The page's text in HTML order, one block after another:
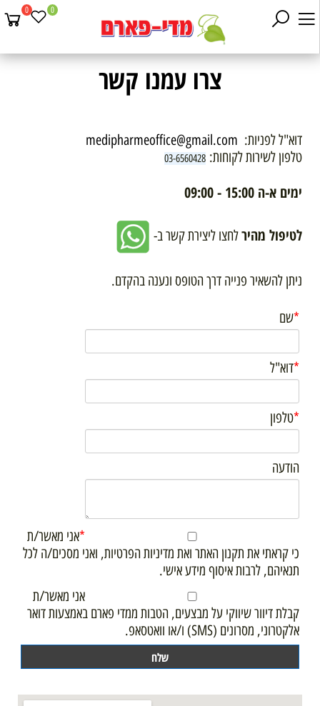
0 0
צרו עמנו קשר
דוא"ל לפניות: medipharmeoffice@gmail.com
טלפון לשירות לקוחות: 03-6560428
ימים א-ה 15:00 - 09:00
לטיפול מהירלחצו ליצירת קשר ב-
ניתן להשאיר פנייה דרך הטופס ונענה בהקדם.
*שם
*דוא"ל
*טלפון
הודעה
*אני מאשר/ת
כי קראתי את תקנון האתר ואת מדיניות הפרטיות, ואני מסכים/ה לכל
תנאיהם, לרבות איסוף מידע אישי.
אני מאשר/ת
קבלת דיוור שיווקי על מבצעים, הטבות ממדי פארם באמצעות דואר
אלקטרוני, מסרונים (SMS) ו/או וואטסאפ.